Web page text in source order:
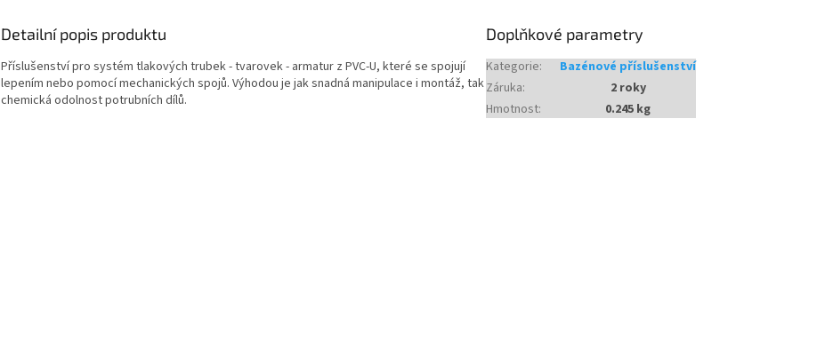
Detailní popis produktu
Příslušenství pro systém tlakových trubek - tvarovek - armatur z PVC-U, které se spojují
lepením nebo pomocí mechanických spojů. Výhodou je jak snadná manipulace i montáž, tak
chemická odolnost potrubních dílů.
Doplňkové parametry
Kategorie:
Bazénové příslušenství
Záruka:
2 roky
Hmotnost: 0.245 kg